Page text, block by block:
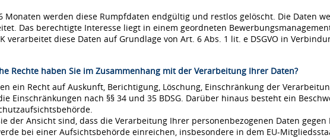
Monaten werden diese Rumpfdaten endgültig und restlos gelöscht. Die Daten
Das berechtigte Interesse liegt in einem geordneten
verarbeitet diese Daten auf Grundlage von Art. 6 Abs. 1 lit. e DSGVO in
Rechte haben Sie im Zusammenhang mit der Verarbeitung Ihrer Daten?
ein Recht auf Auskunft, Berichtigung, Löschung, Einschränkung der
Einschränkungen nach §§ 34 und 35 BDSG. Darüber hinaus besteht ein
der Ansicht sind, dass die Verarbeitung Ihrer personenbezogenen Daten
bei einer Aufsichtsbehörde einreichen, insbesondere in dem EU-